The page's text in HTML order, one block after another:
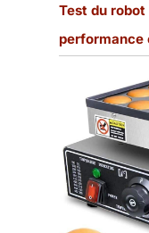
Test du robot
performance